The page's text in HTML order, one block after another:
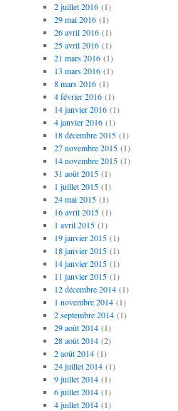
2 juillet 2016(1)
29 mai 2016(1)
26 avril 2016(1)
25 avril 2016(1)
21 mars 2016(1)
13 mars 2016(1)
8 mars 2016(1)
4 février 2016(1)
14 janvier 2016(1)
4 janvier 2016(1)
18 décembre 2015(1)
27 novembre 2015(1)
14 novembre 2015(1)
31 août 2015(1)
1 juillet 2015(1)
24 mai 2015(1)
16 avril 2015(1)
1 avril 2015(1)
19 janvier 2015(1)
18 janvier 2015(1)
14 janvier 2015(1)
11 janvier 2015(1)
12 décembre 2014(1)
1 novembre 2014(1)
2 septembre 2014(1)
29 août 2014(1)
28 août 2014(2)
2 août 2014(1)
24 juillet 2014(1)
9 juillet 2014(1)
6 juillet 2014(1)
4 juillet 2014(1)